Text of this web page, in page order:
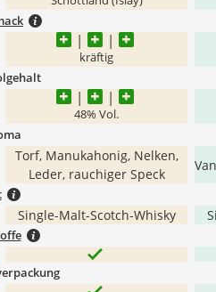
kräftig
48% Vol.
Torf, Manukahonig, Nelken,
Leder, rauchiger Speck
Single-Malt-Scotch-Whisky